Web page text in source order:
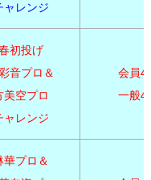
ャレンジ
初投げ
音プロ＆
美空プロ
ャレンジ
会員
一般
華プロ＆